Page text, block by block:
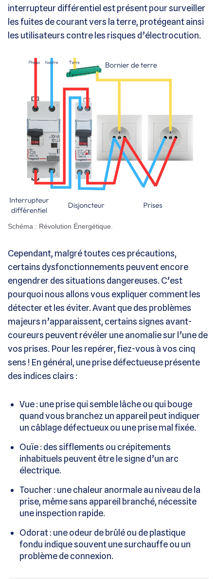
interrupteur différentiel est présent pour surveiller
les fuites de courant vers la terre, protégeant ainsi
les utilisateurs contre les risques d’électrocution.
Schéma : Révolution Énergétique.
Cependant, malgré toutes ces précautions,
certains dysfonctionnements peuvent encore
engendrer des situations dangereuses. C’est
pourquoi nous allons vous expliquer comment les
détecter et les éviter. Avant que des problèmes
majeurs n’apparaissent, certains signes avant-
coureurs peuvent révéler une anomalie sur l’une de
vos prises. Pour les repérer, fiez-vous à vos cinq
sens ! En général, une prise défectueuse présente
des indices clairs :
Vue : une prise qui semble lâche ou qui bouge
quand vous branchez un appareil peut indiquer
un câblage défectueux ou une prise mal fixée.
Ouïe : des sifflements ou crépitements
inhabituels peuvent être le signe d’un arc
électrique.
Toucher : une chaleur anormale au niveau de la
prise, même sans appareil branché, nécessite
une inspection rapide.
Odorat : une odeur de brûlé ou de plastique
fondu indique souvent une surchauffe ou un
problème de connexion.